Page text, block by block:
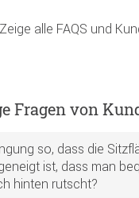
Zeige alle FAQS und
Fragen von
so, dass die
ist, dass man
hinten rutscht?